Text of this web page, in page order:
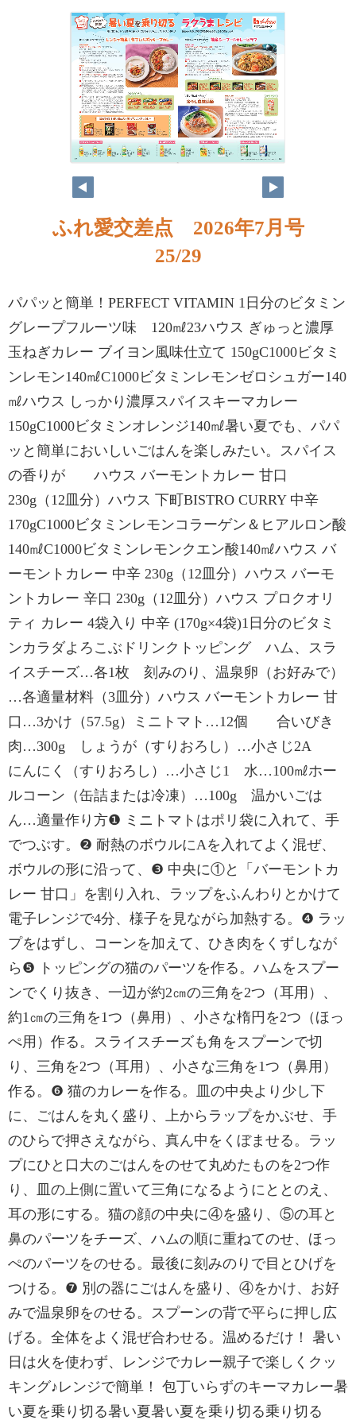
ふれ愛交差点 2026年7月号
25/29
パパッと簡単！PERFECT VITAMIN 1日分のビタミン
グレープフルーツ味 120㎖23ハウス ぎゅっと濃厚
玉ねぎカレー ブイヨン風味仕立て 150gC1000ビタミ
ンレモン140㎖C1000ビタミンレモンゼロシュガー140
㎖ハウス しっかり濃厚スパイスキーマカレー
150gC1000ビタミンオレンジ140㎖暑い夏でも、パパ
ッと簡単においしいごはんを楽しみたい。スパイス
の香りが ハウス バーモントカレー 甘口
230g（12皿分）ハウス 下町BISTRO CURRY 中辛
170gC1000ビタミンレモンコラーゲン＆ヒアルロン酸
140㎖C1000ビタミンレモンクエン酸140㎖ハウス バ
ーモントカレー 中辛 230g（12皿分）ハウス バーモ
ントカレー 辛口 230g（12皿分）ハウス プロクオリ
ティ カレー 4袋入り 中辛 (170g×4袋)1日分のビタミ
ンカラダよろこぶドリンクトッピング ハム、スラ
イスチーズ…各1枚 刻みのり、温泉卵（お好みで）
…各適量材料（3皿分）ハウス バーモントカレー 甘
口…3かけ（57.5g）ミニトマト…12個 合いびき
肉…300g しょうが（すりおろし）…小さじ2A
にんにく（すりおろし）…小さじ1 水…100㎖ホー
ルコーン（缶詰または冷凍）…100g 温かいごは
ん…適量作り方❶ ミニトマトはポリ袋に入れて、手
でつぶす。❷ 耐熱のボウルにAを入れてよく混ぜ、
ボウルの形に沿って、❸ 中央に①と「バーモントカ
レー 甘口」を割り入れ、ラップをふんわりとかけて
電子レンジで4分、様子を見ながら加熱する。❹ ラッ
プをはずし、コーンを加えて、ひき肉をくずしなが
ら❺ トッピングの猫のパーツを作る。ハムをスプー
ンでくり抜き、一辺が約2㎝の三角を2つ（耳用）、
約1㎝の三角を1つ（鼻用）、小さな楕円を2つ（ほっ
ぺ用）作る。スライスチーズも角をスプーンで切
り、三角を2つ（耳用）、小さな三角を1つ（鼻用）
作る。❻ 猫のカレーを作る。皿の中央より少し下
に、ごはんを丸く盛り、上からラップをかぶせ、手
のひらで押さえながら、真ん中をくぼませる。ラッ
プにひと口大のごはんをのせて丸めたものを2つ作
り、皿の上側に置いて三角になるようにととのえ、
耳の形にする。猫の顔の中央に④を盛り、⑤の耳と
鼻のパーツをチーズ、ハムの順に重ねてのせ、ほっ
ぺのパーツをのせる。最後に刻みのりで目とひげを
つける。❼ 別の器にごはんを盛り、④をかけ、お好
みで温泉卵をのせる。スプーンの背で平らに押し広
げる。全体をよく混ぜ合わせる。温めるだけ！ 暑い
日は火を使わず、レンジでカレー親子で楽しくクッ
キング♪レンジで簡単！ 包丁いらずのキーマカレー暑
い夏を乗り切る暑い夏暑い夏を乗り切る乗り切る